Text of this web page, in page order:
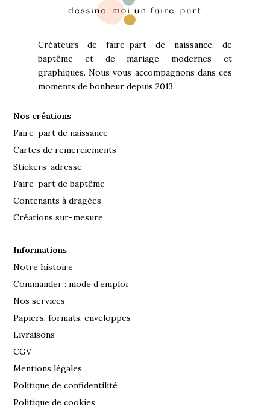
Créateurs de faire-part de naissance, de
baptême et de mariage modernes et
graphiques. Nous vous accompagnons dans ces
moments de bonheur depuis 2013.
Nos créations
Faire-part de naissance
Cartes de remerciements
Stickers-adresse
Faire-part de baptême
Contenants à dragées
Créations sur-mesure
Informations
Notre histoire
Commander : mode d’emploi
Nos services
Papiers, formats, enveloppes
Livraisons
CGV
Mentions légales
Politique de confidentilité
Politique de cookies